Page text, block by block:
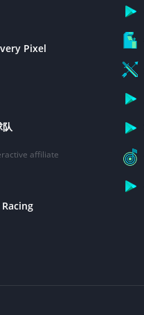
Pixel
队
affiliate